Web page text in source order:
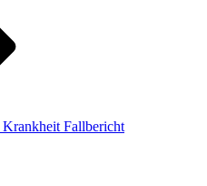
Krankheit Fallbericht